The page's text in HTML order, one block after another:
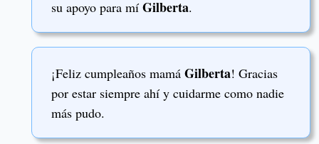
su apoyo para mí Gilberta.
¡Feliz cumpleaños mamá Gilberta! Gracias
por estar siempre ahí y cuidarme como nadie
más pudo.